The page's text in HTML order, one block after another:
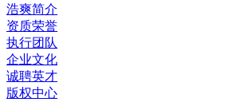
浩爽简介
资质荣誉
执行团队
企业文化
诚聘英才
版权中心